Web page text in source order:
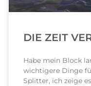
DIE ZEIT
Habe mein Block
wichtigere Dinge
Splitter, ich zeige